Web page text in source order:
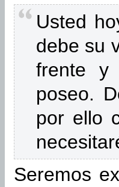
Usted
debe su
frente y
poseo.
por ello
Seremos